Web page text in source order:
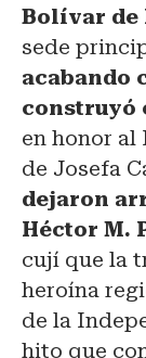
Bolívar de
sede
acabando
construyó
en honor al
de Josefa
dejaron
Héctor M.
cují que la
heroína
de la
hito que